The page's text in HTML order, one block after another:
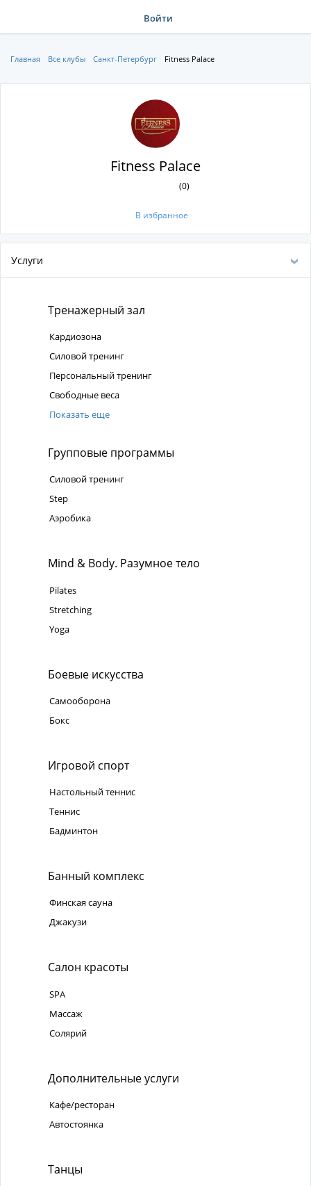
Войти
Главная Все клубы Санкт-Петербург Fitness Palace
Fitness Palace
(0)
В избранное
Услуги
Тренажерный зал
Кардиозона
Силовой тренинг
Персональный тренинг
Свободные веса
Показать еще
Групповые программы
Силовой тренинг
Step
Аэробика
Mind & Body. Разумное тело
Pilates
Stretching
Yoga
Боевые искусства
Самооборона
Бокс
Игровой спорт
Настольный теннис
Теннис
Бадминтон
Банный комплекс
Финская сауна
Джакузи
Салон красоты
SPA
Массаж
Солярий
Дополнительные услуги
Кафе/ресторан
Автостоянка
Танцы